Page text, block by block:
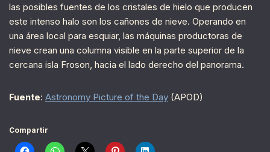
las posibles fuentes de los cristales de hielo que producen
este intenso halo son los cañones de nieve. Operando en
una área local para esquiar, las máquinas productoras de
nieve crean una columna visible en la parte superior de la
cercana isla Froson, hacia el lado derecho del panorama.
Fuente: Astronomy Picture of the Day (APOD)
Compartir